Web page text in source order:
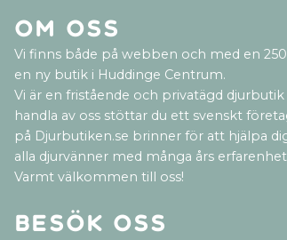
Om oss
Vi finns både på webben och med en
en ny butik i Huddinge Centrum.
Vi är en fristående och privatägd
handla av oss stöttar du ett svenskt
på Djurbutiken.se brinner för att hjälpa
alla djurvänner med många års
Varmt välkommen till oss!
Besök oss